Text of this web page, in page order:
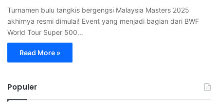
Turnamen bulu tangkis bergengsi Malaysia Masters 2025
akhirnya resmi dimulai! Event yang menjadi bagian dari BWF
World Tour Super 500…
Read More »
Populer